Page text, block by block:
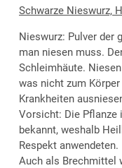
Schwarze Nieswurz,
Nieswurz: Pulver der
man niesen muss.
Schleimhäute.
was nicht zum
Krankheiten
Vorsicht: Die
bekannt, weshalb
Respekt anwendeten.
Auch als Brechmittel